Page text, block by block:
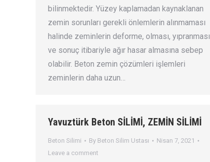
bilinmektedir. Yüzey kaplamadan kaynaklanan
zemin sorunları gerekli önlemlerin alınmaması
halinde zeminlerin deforme, olması, yıpranması
ve sonuç itibariyle ağır hasar almasına sebep
olabilir. Beton zemin çözümleri işlemleri
zeminlerin daha uzun…
Yavuztürk Beton SİLİMİ, ZEMİN SİLİMİ
Beton Silimi By Beton Silim Ustası
Nisan 7, 2021
Leave a comment